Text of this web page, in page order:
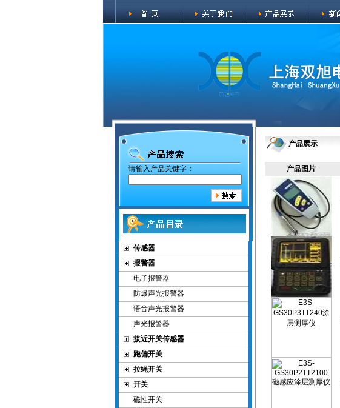
请输入产品关键字：
传感器
报警器
电子报警器
防爆声光报警器
语音声光报警器
声光报警器
接近开关传感器
跑偏开关
拉绳开关
开关
磁性开关
产品展示
产品图片